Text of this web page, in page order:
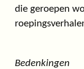
die geroepen
Bedenkingen